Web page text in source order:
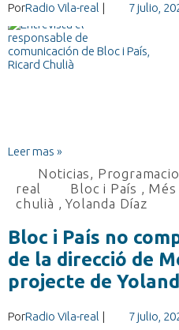
PorRadio Vila-real | 7 julio,
Leer mas »
Noticias,
real
Bloc i País , Més
chulià ,Yolanda Díaz
Bloc i País no
de la direcció de
projecte de
PorRadio Vila-real | 7 julio,